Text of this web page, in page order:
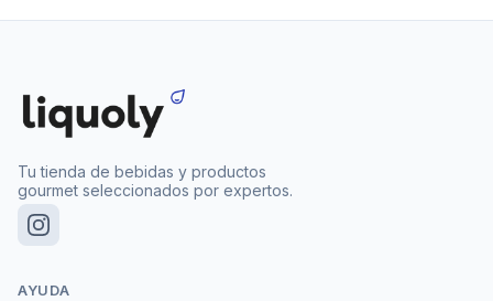
Tu tienda de bebidas y productos
gourmet seleccionados por expertos.
AYUDA